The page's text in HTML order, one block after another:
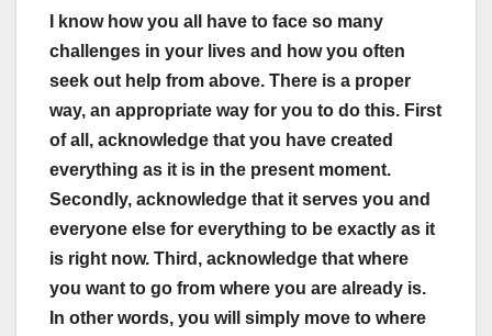
I know how you all have to face so many
challenges in your lives and how you often
seek out help from above. There is a proper
way, an appropriate way for you to do this. First
of all, acknowledge that you have created
everything as it is in the present moment.
Secondly, acknowledge that it serves you and
everyone else for everything to be exactly as it
is right now. Third, acknowledge that where
you want to go from where you are already is.
In other words, you will simply move to where